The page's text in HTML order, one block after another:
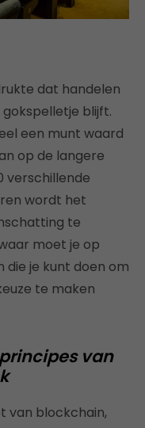
dat handelen
blijft.
een munt waard
op de langere
verschillende
wordt het
te
moet je op
die je kunt doen om
te maken
van
van blockchain,